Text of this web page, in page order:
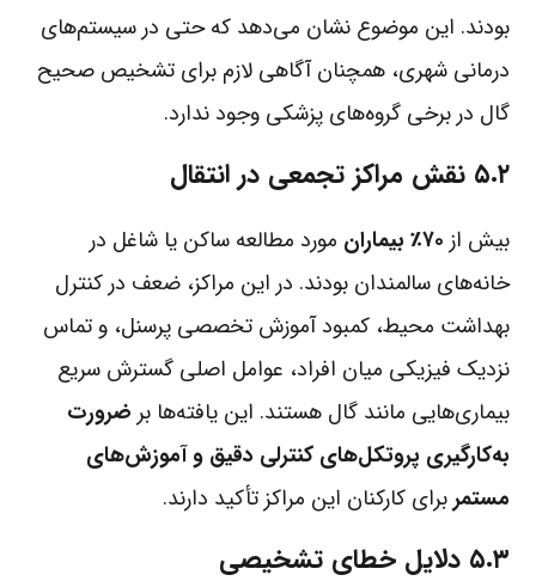
بودند. این موضوع نشان می‌دهد که حتی در سیستم‌های
درمانی شهری، همچنان آگاهی لازم برای تشخیص صحیح
گال در برخی گروه‌های پزشکی وجود ندارد.
۵.۲ نقش مراکز تجمعی در انتقال
بیش از ۷۰٪ بیماران
مورد مطالعه ساکن یا شاغل در
خانه‌های سالمندان بودند. در این مراکز، ضعف در کنترل
بهداشت محیط، کمبود آموزش تخصصی پرسنل، و تماس
نزدیک فیزیکی میان افراد، عوامل اصلی گسترش سریع
بیماری‌هایی مانند گال هستند. این یافته‌ها بر ضرورت
به‌کارگیری پروتکل‌های کنترلی دقیق و آموزش‌های
مستمر برای کارکنان این مراکز تأکید دارند.
۵.۳ دلایل خطای تشخیصی